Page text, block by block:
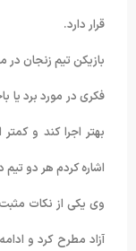
قرار دارد.
بازیکن تیم زنجان در
فکری در مورد برد یا
بهتر اجرا کند و
اشاره کردم هر دو
وی یکی از نکات
آزاد مطرح کرد و